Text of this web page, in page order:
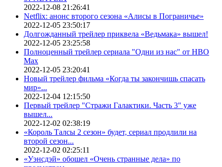
2022-12-08 21:26:41
Netflix: анонс второго сезона «Алисы в Пограничье»
2022-12-05 23:50:17
Долгожданный трейлер приквела «Ведьмака» вышел!
2022-12-05 23:25:58
Полноценный трейлер сериала "Одни из нас" от HBO
Max
2022-12-05 23:20:41
Новый трейлер фильма «Когда ты закончишь спасать
мир»...
2022-12-04 12:15:50
Первый трейлер "Стражи Галактики. Часть 3" уже
вышел...
2022-12-02 02:38:19
«Король Талсы 2 сезон» будет, сериал продлили на
второй сезон...
2022-12-02 02:25:11
«Уэнсдэй» обошел «Очень странные дела» по